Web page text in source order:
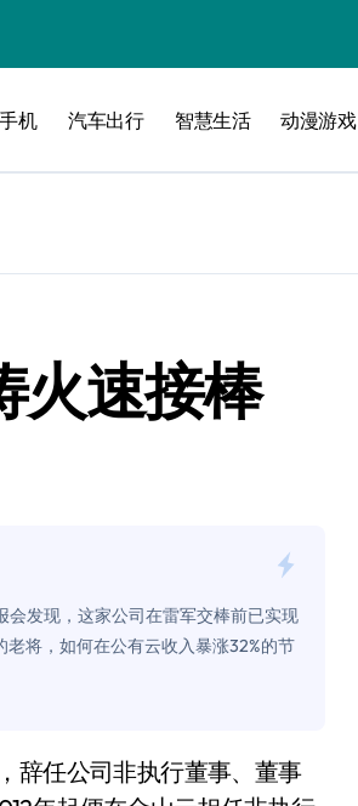
醒醒了
次真急了
了
！
手机 汽车出行 智慧生活 动漫游戏
火速接棒
发现，这家公司在雷军交棒前已实现
将，如何在公有云收入暴涨32%的节